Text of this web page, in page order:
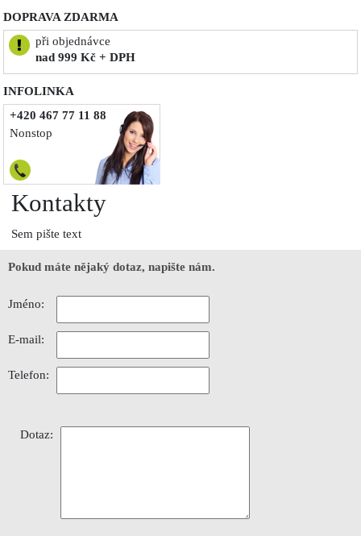
DOPRAVA ZDARMA
při objednávce
nad 999 Kč + DPH
INFOLINKA
+420 467 77 11 88
Nonstop
Kontakty
Sem pište text
Pokud máte nějaký dotaz, napište nám.
Jméno:
E-mail:
Telefon:
Dotaz: